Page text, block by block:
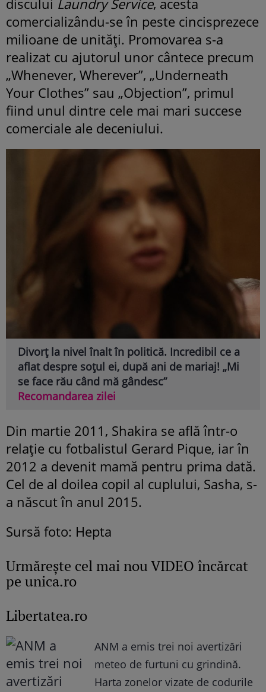
comercializându-se în peste cincisprezece
milioane de unități. Promovarea s-a
realizat cu ajutorul unor cântece precum
„Whenever, Wherever”, „Underneath
Your Clothes” sau „Objection”, primul
fiind unul dintre cele mai mari succese
comerciale ale deceniului.
Divorț la nivel înalt în politică. Incredibil ce a
aflat despre soțul ei, după ani de mariaj! „Mi
se face rău când mă gândesc”
Recomandarea zilei
Din martie 2011, Shakira se află într-o
relație cu fotbalistul Gerard Pique, iar în
2012 a devenit mamă pentru prima dată.
Cel de al doilea copil al cuplului, Sasha, s-
a născut în anul 2015.
Sursă foto: Hepta
Urmăreşte cel mai nou VIDEO încărcat
pe unica.ro
Libertatea.ro
ANM a emis trei noi avertizări
meteo de furtuni cu grindină.
Harta zonelor vizate de codurile